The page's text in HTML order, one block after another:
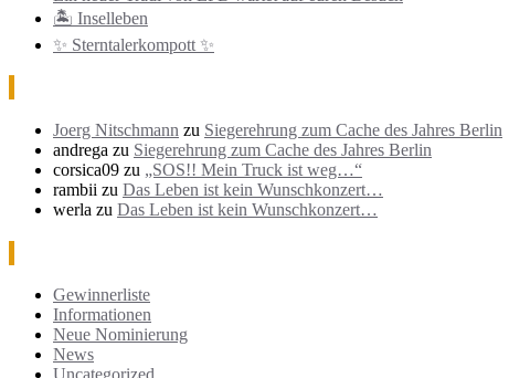
🏝️ Inselleben
✨ Sterntalerkompott ✨
Joerg Nitschmann zu Siegerehrung zum Cache des Jahres Berlin
andrega zu Siegerehrung zum Cache des Jahres Berlin
corsica09 zu „SOS!! Mein Truck ist weg…“
rambii zu Das Leben ist kein Wunschkonzert…
werla zu Das Leben ist kein Wunschkonzert…
Gewinnerliste
Informationen
Neue Nominierung
News